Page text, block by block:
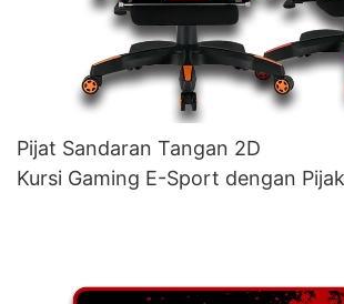
Pijat Sandaran Tangan 2D
Kursi Gaming E-Sport dengan